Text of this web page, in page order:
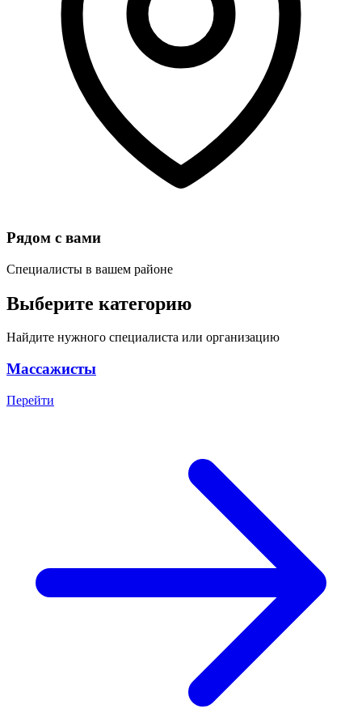
Рядом с вами
Специалисты в вашем районе
Выберите категорию
Найдите нужного специалиста или организацию
Массажисты
Перейти